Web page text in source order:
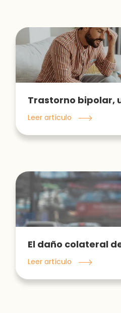
Leer artículo
Leer artículo